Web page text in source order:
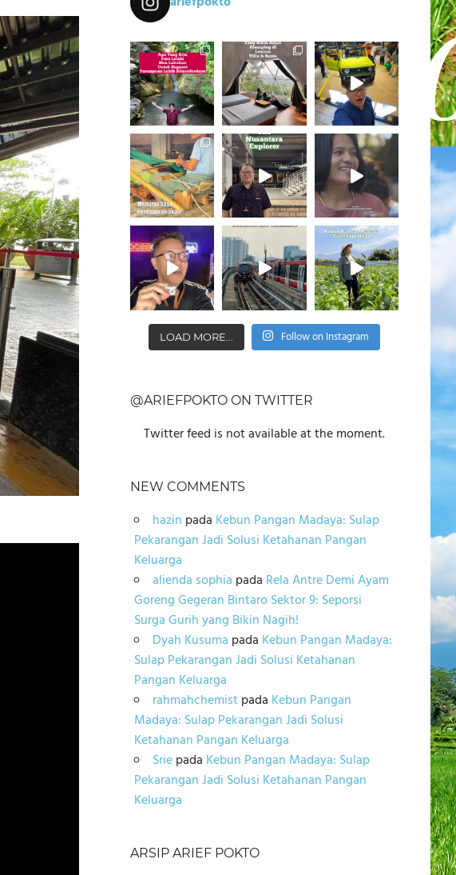
LOAD MORE... Follow on Instagram
@ARIEFPOKTO ON TWITTER
Twitter feed is not available at the moment.
NEW COMMENTS
hazin pada Kebun Pangan Madaya: Sulap
Pekarangan Jadi Solusi Ketahanan Pangan
Keluarga
alienda sophia pada Rela Antre Demi Ayam
Goreng Gegeran Bintaro Sektor 9: Seporsi
Surga Gurih yang Bikin Nagih!
Dyah Kusuma pada Kebun Pangan Madaya:
Sulap Pekarangan Jadi Solusi Ketahanan
Pangan Keluarga
rahmahchemistpada Kebun Pangan
Madaya: Sulap Pekarangan Jadi Solusi
Ketahanan Pangan Keluarga
Sriepada Kebun Pangan Madaya: Sulap
Pekarangan Jadi Solusi Ketahanan Pangan
Keluarga
ARSIP ARIEF POKTO